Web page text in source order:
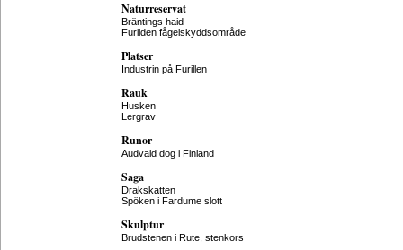
Naturreservat
Bräntings haid
Furilden fågelskyddsområde
Platser
Industrin på Furillen
Rauk
Husken
Lergrav
Runor
Audvald dog i Finland
Saga
Drakskatten
Spöken i Fardume slott
Skulptur
Brudstenen i Rute, stenkors